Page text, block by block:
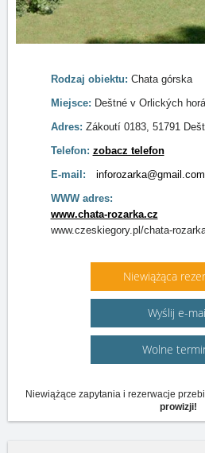
Rodzaj obiektu: Chata górska
Miejsce: Deštné v Orlických
Adres: Zákoutí 0183, 51791
Telefon: zobacz telefon
E-mail:
inforozarka@gmail.com
WWW adres:
www.chata-rozarka.cz
www.czeskiegory.pl/chata-
Niewiążąca
Wyślij e-
Wolne
Niewiążące zapytania i rezerwacje
prowizji!